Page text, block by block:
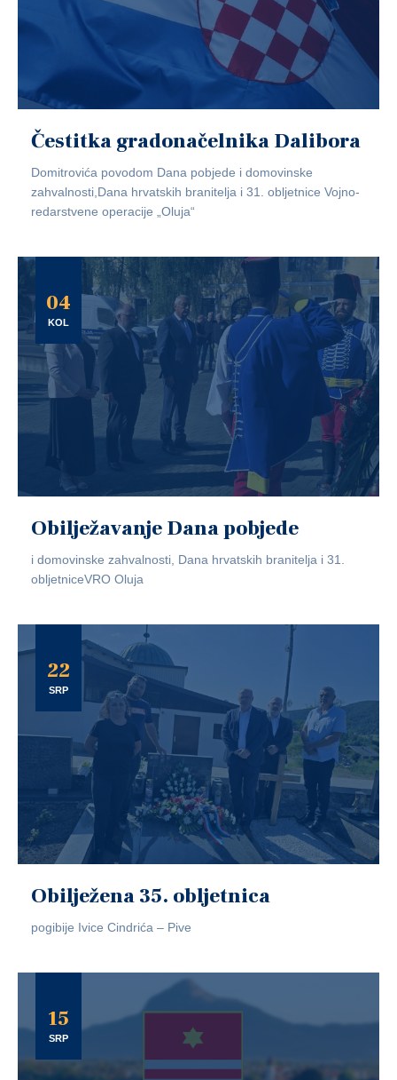
Čestitka gradonačelnika Dalibora
Domitrovića povodom Dana pobjede i domovinske
zahvalnosti,Dana hrvatskih branitelja i 31. obljetnice Vojno-
redarstvene operacije „Oluja“
04
KOL
Obilježavanje Dana pobjede
i domovinske zahvalnosti, Dana hrvatskih branitelja i 31.
obljetniceVRO Oluja
22
SRP
Obilježena 35. obljetnica
pogibije Ivice Cindrića – Pive
15
SRP